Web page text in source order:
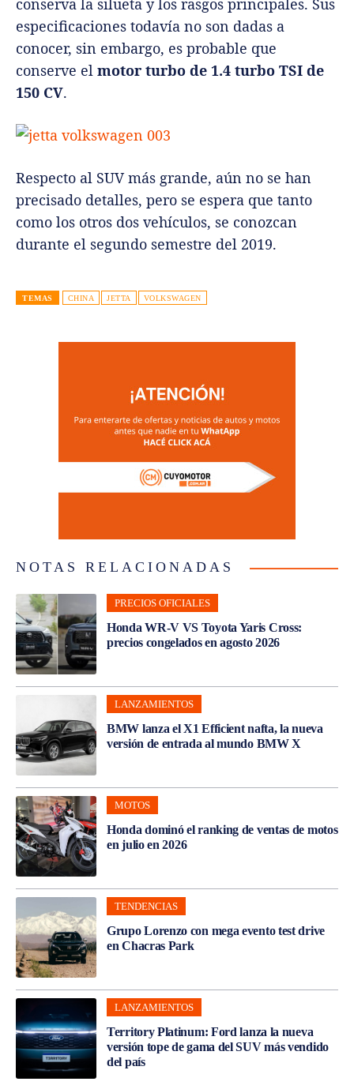
conserva la silueta y los rasgos principales. Sus
especificaciones todavía no son dadas a
conocer, sin embargo, es probable que
conserve el motor turbo de 1.4 turbo TSI de
150 CV.
Respecto al SUV más grande, aún no se han
precisado detalles, pero se espera que tanto
como los otros dos vehículos, se conozcan
durante el segundo semestre del 2019.
TEMAS CHINA JETTA VOLKSWAGEN
NOTAS RELACIONADAS
PRECIOS OFICIALES
Honda WR-V VS Toyota Yaris Cross:
precios congelados en agosto 2026
LANZAMIENTOS
BMW lanza el X1 Efficient nafta, la nueva
versión de entrada al mundo BMW X
MOTOS
Honda dominó el ranking de ventas de motos
en julio en 2026
TENDENCIAS
Grupo Lorenzo con mega evento test drive
en Chacras Park
LANZAMIENTOS
Territory Platinum: Ford lanza la nueva
versión tope de gama del SUV más vendido
del país